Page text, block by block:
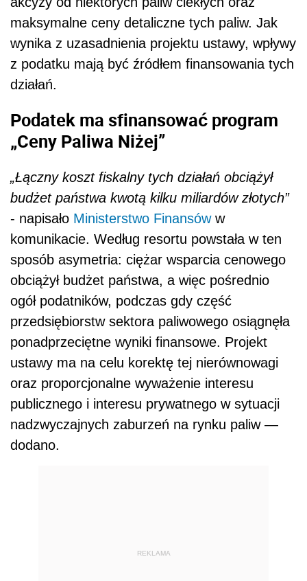
maksymalne ceny detaliczne tych paliw. Jak
wynika z uzasadnienia projektu ustawy, wpływy
z podatku mają być źródłem finansowania tych
działań.
Podatek ma sfinansować program
„Ceny Paliwa Niżej”
„Łączny koszt fiskalny tych działań obciążył
budżet państwa kwotą kilku miliardów złotych”
- napisało Ministerstwo Finansóww
komunikacie. Według resortu powstała w ten
sposób asymetria: ciężar wsparcia cenowego
obciążył budżet państwa, a więc pośrednio
ogół podatników, podczas gdy część
przedsiębiorstw sektora paliwowego osiągnęła
ponadprzeciętne wyniki finansowe. Projekt
ustawy ma na celu korektę tej nierównowagi
oraz proporcjonalne wyważenie interesu
publicznego i interesu prywatnego w sytuacji
nadzwyczajnych zaburzeń na rynku paliw —
dodano.
REKLAMA